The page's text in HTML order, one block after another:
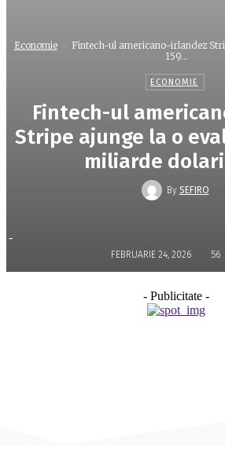
Economie
Fintech-ul americano-irlandez
159...
ECONOMIE
Fintech-ul
Stripe ajunge la o
miliarde
By SEFIRO
-
FEBRUARIE 24, 2026 56
- Publicitate -